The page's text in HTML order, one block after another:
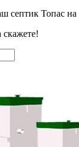
септик Топас
скажете!